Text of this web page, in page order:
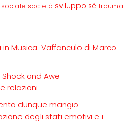
sociale società sviluppo sè trauma
in Musica. Vaffanculo di Marco
Shock and Awe
relazioni
dunque mangio
degli stati emotivi e i